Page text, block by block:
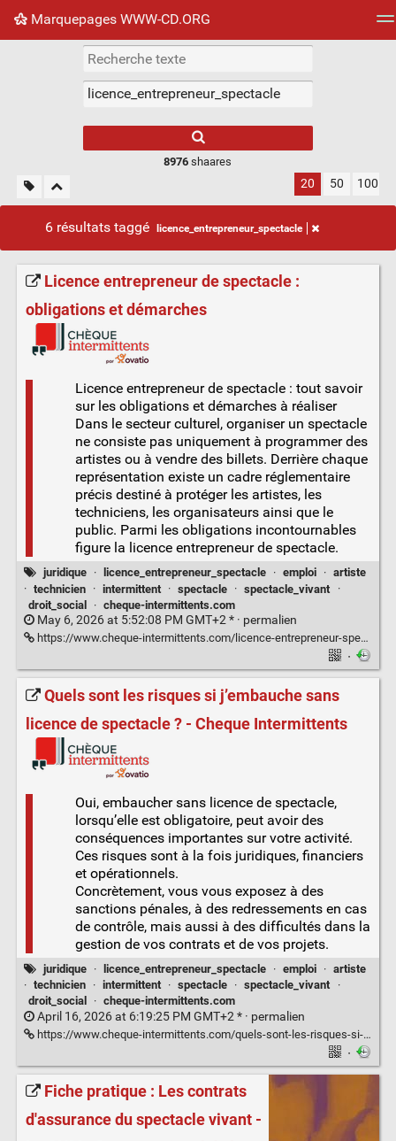
Marquepages WWW-CD.ORG
Nuage de tags Mur d'images
8976 shaares
20 50 100
6 résultats taggé licence_entrepreneur_spectacle
Licence entrepreneur de spectacle :
obligations et démarches
Licence entrepreneur de spectacle : tout savoir
sur les obligations et démarches à réaliser
Dans le secteur culturel, organiser un spectacle
ne consiste pas uniquement à programmer des
artistes ou à vendre des billets. Derrière chaque
représentation existe un cadre réglementaire
précis destiné à protéger les artistes, les
techniciens, les organisateurs ainsi que le
public. Parmi les obligations incontournables
figure la licence entrepreneur de spectacle.
juridique · licence_entrepreneur_spectacle · emploi · artiste
· technicien · intermittent · spectacle · spectacle_vivant
·
droit_social
· cheque-intermittents.com
May 6, 2026 at 5:52:08 PM GMT+2 * · permalien
https://www.cheque-intermittents.com/licence-entrepreneur-spectacle/
·
Quels sont les risques si j’embauche sans
licence de spectacle ? - Cheque Intermittents
Oui, embaucher sans licence de spectacle,
lorsqu’elle est obligatoire, peut avoir des
conséquences importantes sur votre activité.
Ces risques sont à la fois juridiques, financiers
et opérationnels.
Concrètement, vous vous exposez à des
sanctions pénales, à des redressements en cas
de contrôle, mais aussi à des difficultés dans la
gestion de vos contrats et de vos projets.
juridique · licence_entrepreneur_spectacle · emploi · artiste
· technicien · intermittent · spectacle · spectacle_vivant
·
droit_social
· cheque-intermittents.com
April 16, 2026 at 6:19:25 PM GMT+2 * · permalien
https://www.cheque-intermittents.com/quels-sont-les-risques-si-jembauche-sans-licence-de-spectacle/
·
Fiche pratique : Les contrats
d'assurance du spectacle vivant -